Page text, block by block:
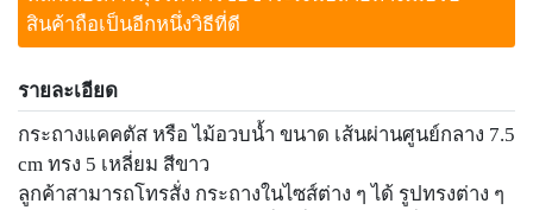
สินค้าถือเป็นอีกหนึ่งวิธีที่ดี
รายละเอียด
กระถางแคคตัส หรือ ไม้อวบน้ำ ขนาด เส้นผ่านศูนย์กลาง 7.5
cm ทรง 5 เหลี่ยม สีขาว
ลูกค้าสามารถโทรสั่ง กระถางในไซส์ต่าง ๆ ได้ รูปทรงต่าง ๆ